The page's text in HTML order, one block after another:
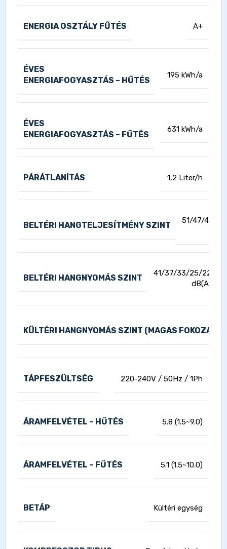
ENERGIA OSZTÁLY FŰTÉS A+
ÉVES
ENERGIAFOGYASZTÁS – HŰTÉS
195 kWh/a
ÉVES
ENERGIAFOGYASZTÁS – FŰTÉS
631 kWh/a
PÁRÁTLANÍTÁS 1,2 Liter/h
BELTÉRI HANGTELJESÍTMÉNY SZINT
51/47/43/
BELTÉRI HANGNYOMÁS SZINT
41/37/33/25/22
dB(A)
KÜLTÉRI HANGNYOMÁS SZINT (MAGAS FOKOZAT)
TÁPFESZÜLTSÉG 220-240V / 50Hz / 1Ph
ÁRAMFELVÉTEL – HŰTÉS 5.8 (1.5~9.0)
ÁRAMFELVÉTEL – FŰTÉS 5.1 (1.5~10.0)
BETÁP Kültéri egység